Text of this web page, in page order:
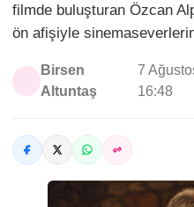
filmde buluşturan Özcan
ön afişiyle sinemaseverlerin
Birsen
Altuntaş
7
16:48